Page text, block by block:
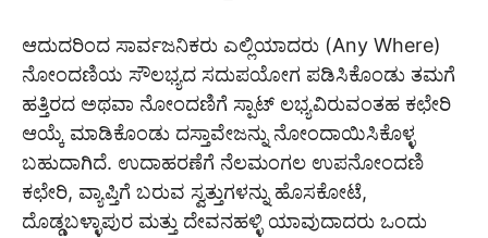
ಆದುದರಿಂದ ಸಾರ್ವಜನಿಕರು ಎಲ್ಲಿಯಾದರು (Any Where)
ನೋಂದಣಿಯ ಸೌಲಭ್ಯದ ಸದುಪಯೋಗ ಪಡಿಸಿಕೊಂಡು ತಮಗೆ
ಹತ್ತಿರದ ಅಥವಾ ನೋಂದಣಿಗೆ ಸ್ಪಾಟ್ ಲಭ್ಯವಿರುವಂತಹ ಕಛೇರಿ
ಆಯ್ಕೆ ಮಾಡಿಕೊಂಡು ದಸ್ತಾವೇಜನ್ನು ನೋಂದಾಯಿಸಿಕೊಳ್ಳ
ಬಹುದಾಗಿದೆ. ಉದಾಹರಣೆಗೆ ನೆಲಮಂಗಲ ಉಪನೋಂದಣಿ
ಕಛೇರಿ, ವ್ಯಾಪ್ತಿಗೆ ಬರುವ ಸ್ವತ್ತುಗಳನ್ನು ಹೊಸಕೋಟೆ,
ದೊಡ್ಡಬಳ್ಳಾಪುರ ಮತ್ತು ದೇವನಹಳ್ಳಿ ಯಾವುದಾದರು ಒಂದು